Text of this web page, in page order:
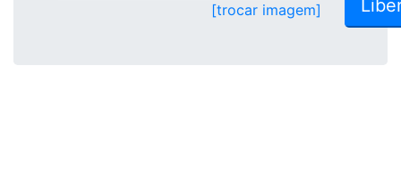
[trocar imagem]